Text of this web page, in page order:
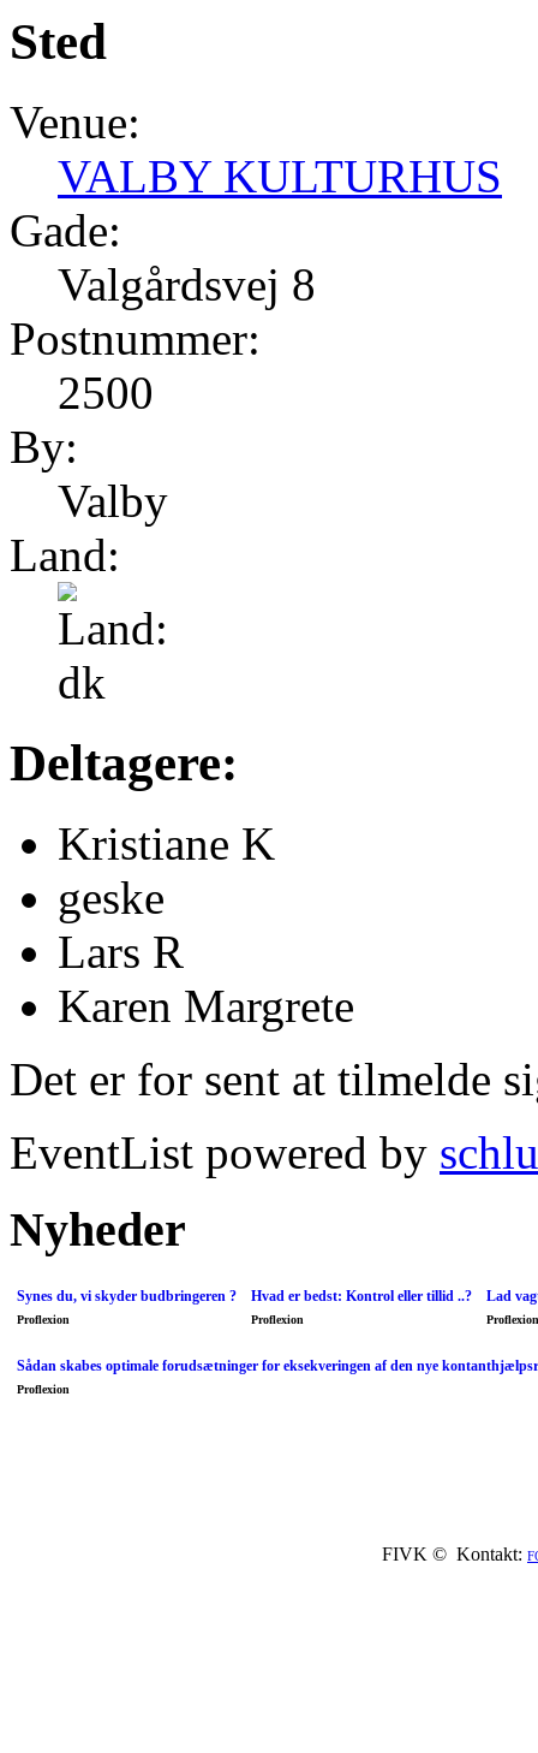
Sted
Venue:
VALBY KULTURHUS
Gade:
Valgårdsvej 8
Postnummer:
2500
By:
Valby
Land:
Deltagere:
Kristiane K
geske
Lars R
Karen Margrete
Det er for sent at tilmelde
EventList powered by
Nyheder
Synes du, vi skyder budbringeren ?
Proflexion
Hvad er bedst: Kontrol eller tillid ..?
Proflexion
Lad
Proflexion
Sådan skabes optimale forudsætninger for eksekveringen af den nye
Proflexion
FIVK © Kontakt: